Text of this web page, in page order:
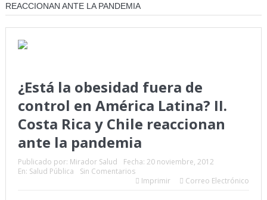
REACCIONAN ANTE LA PANDEMIA
¿Está la obesidad fuera de
control en América Latina? II.
Costa Rica y Chile reaccionan
ante la pandemia
Publicado por: Mirador Salud Fecha: 20 noviembre, 2012
En: Salud Pública
Sin Comentarios
Imprimir
Correo Electrónico